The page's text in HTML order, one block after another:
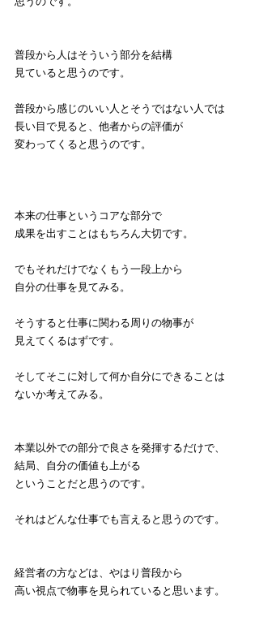
普段から人はそういう部分を結構
見ていると思うのです。
普段から感じのいい人とそうではない人では
長い目で見ると、他者からの評価が
変わってくると思うのです。
本来の仕事というコアな部分で
成果を出すことはもちろん大切です。
でもそれだけでなくもう一段上から
自分の仕事を見てみる。
そうすると仕事に関わる周りの物事が
見えてくるはずです。
そしてそこに対して何か自分にできることは
ないか考えてみる。
本業以外での部分で良さを発揮するだけで、
結局、自分の価値も上がる
ということだと思うのです。
それはどんな仕事でも言えると思うのです。
経営者の方などは、やはり普段から
高い視点で物事を見られていると思います。